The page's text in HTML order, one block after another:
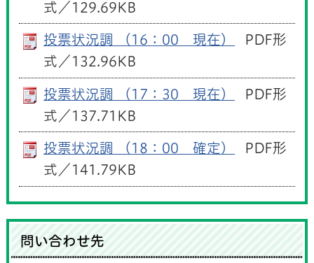
式／129.69KB
投票状況調 （16：00 現在）
PDF形
式／132.96KB
投票状況調 （17：30 現在）
PDF形
式／137.71KB
投票状況調 （18：00 確定）
PDF形
式／141.79KB
問い合わせ先